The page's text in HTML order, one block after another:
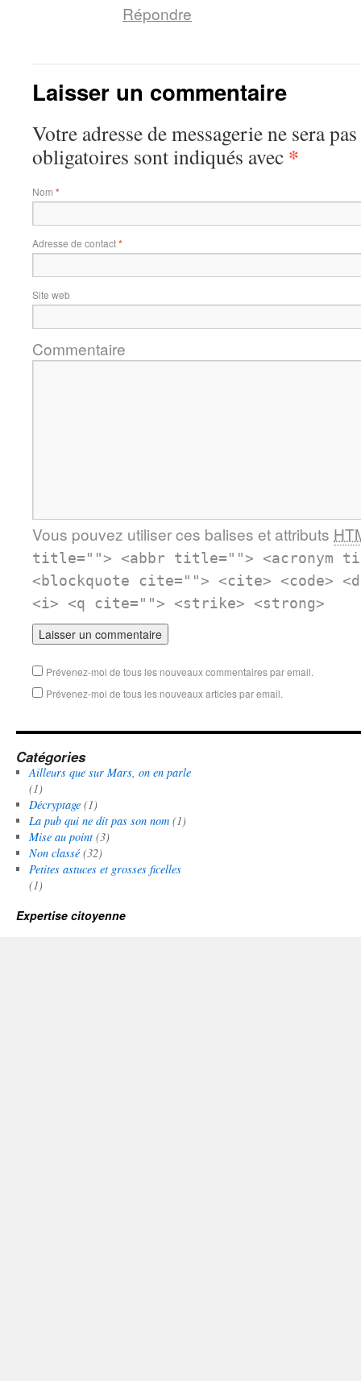
Répondre
Laisser un commentaire
Votre adresse de messagerie ne sera
obligatoires sont indiqués avec *
Nom *
Adresse de contact*
Site web
Commentaire
Vous pouvez utiliser ces balises et attributs
title=""> <abbr title=""> <acronym
<blockquote cite=""> <cite> <code>
<i> <q cite=""> <strike> <strong>
Prévenez-moi de tous les nouveaux commentaires par email.
Prévenez-moi de tous les nouveaux articles par email.
Catégories
Ailleurs que sur Mars, on en parle
(1)
Décryptage(1)
La pub qui ne dit pas son nom(1)
Mise au point(3)
Non classé(32)
Petites astuces et grosses ficelles
(1)
Expertise citoyenne